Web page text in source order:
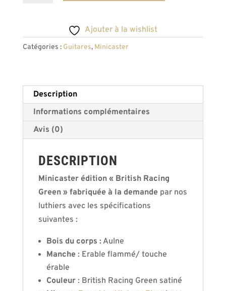
Racing
Green
r
v
e
Ajouter à la wishlist
Catégories : Guitares, Minicaster
Description
Informations complémentaires
Avis (0)
DESCRIPTION
Minicaster édition « British Racing
Green » fabriquée à la demande par nos
luthiers avec les spécifications
suivantes :
Bois du corps :Aulne
Manche: Erable flammé/ touche
érable
Couleur: British Racing Green satiné